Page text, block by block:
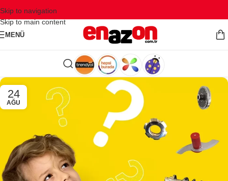
Skip to navigation
Skip to main content
MENÜ
24
AĞU